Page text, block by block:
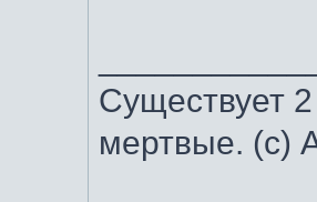
Существует
мертвые. (с)